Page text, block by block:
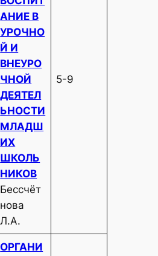
АНИЕ В
УРОЧНО
Й И
ВНЕУРО
ЧНОЙ
ДЕЯТЕЛ
ЬНОСТИ
МЛАДШ
ИХ
ШКОЛЬ
НИКОВ
Бессчёт
нова
Л.А.
5-9
ОРГАНИ